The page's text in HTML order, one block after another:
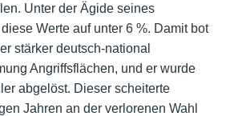
Unter der Ägide seines
Werte auf unter 6 %. Damit bot
stärker deutsch-national
Angriffsflächen, und er wurde
abgelöst. Dieser scheiterte
Jahren an der verlorenen Wahl